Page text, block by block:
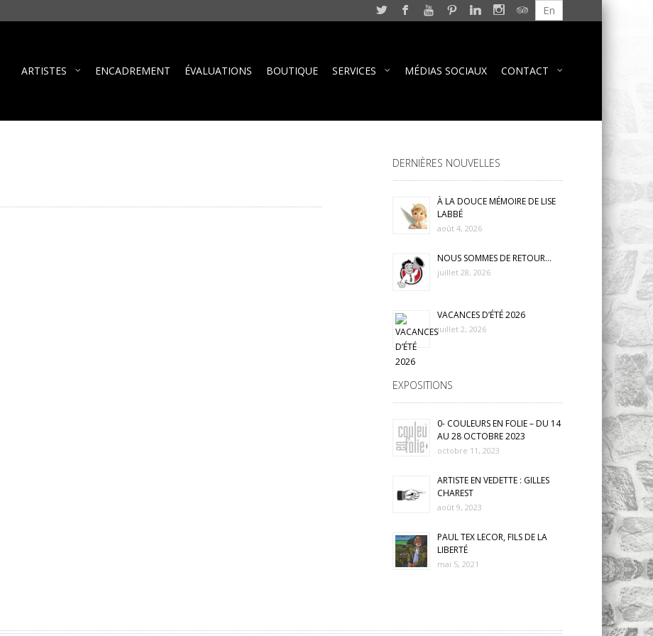
En
ARTISTES ENCADREMENT ÉVALUATIONS BOUTIQUE SERVICES MÉDIAS SOCIAUX CONTACT
DERNIÈRES NOUVELLES
À LA DOUCE MÉMOIRE DE LISE
LABBÉ
août 4, 2026
NOUS SOMMES DE RETOUR…
juillet 28, 2026
VACANCES D’ÉTÉ 2026
juillet 2, 2026
EXPOSITIONS
0- COULEURS EN FOLIE – DU 14
AU 28 OCTOBRE 2023
octobre 11, 2023
ARTISTE EN VEDETTE : GILLES
CHAREST
août 9, 2023
PAUL TEX LECOR, FILS DE LA
LIBERTÉ
mai 5, 2021